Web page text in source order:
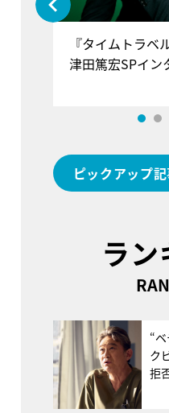
『タイムトラベ
津田篤宏SP
ピックアップ
ラ
“
ク
拒